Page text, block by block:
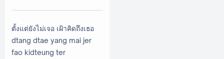
ตั้งแต่ยังไม่เจอ เฝ้าคิดถึงเธอ
dtang dtae yang mai jer
fao kidteung ter